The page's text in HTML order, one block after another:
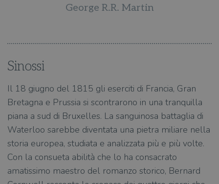
George R.R. Martin
Sinossi
Il 18 giugno del 1815 gli eserciti di Francia, Gran
Bretagna e Prussia si scontrarono in una tranquilla
piana a sud di Bruxelles. La sanguinosa battaglia di
Waterloo sarebbe diventata una pietra miliare nella
storia europea, studiata e analizzata più e più volte.
Con la consueta abilità che lo ha consacrato
amatissimo maestro del romanzo storico, Bernard